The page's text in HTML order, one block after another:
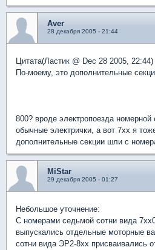
Aver
28 декабря 2005 - 21:44
Цитата(Ластик @ Dec 28 2005, 22:44)
По-моему, это дополнительные
800? вроде электропоезда
обычные электрички, а вот 7хх я
дополнительные секции шли с
MiStar
29 декабря 2005 - 01:27
Небольшое уточнение:
С номерами седьмой сотни вида
выпускались отдельные моторные
сотни вида ЭР2-8хх присваивались